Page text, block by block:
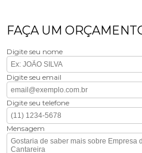
FAÇA UM
Digite seu nome
Digite seu email
Digite seu telefone
Mensagem